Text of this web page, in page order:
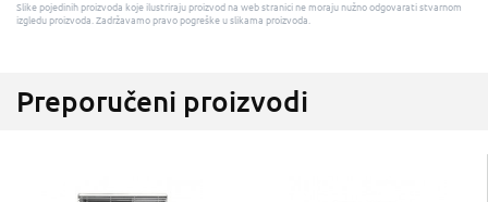
Slike pojedinih proizvoda koje ilustriraju proizvod na web stranici ne moraju nužno odgovarati stvarnom
izgledu proizvoda. Zadržavamo pravo pogreške u slikama proizvoda.
Preporučeni proizvodi